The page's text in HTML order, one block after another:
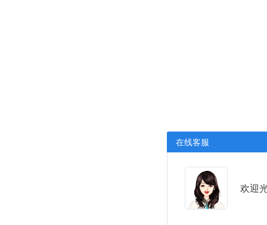
在线客服
欢迎